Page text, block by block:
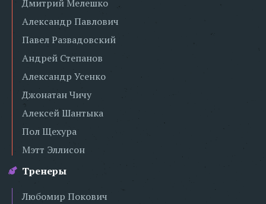
Дмитрий Мелешко
Александр Павлович
Павел Развадовский
Андрей Степанов
Александр Усенко
Джонатан Чичу
Алексей Шантыка
Пол Щехура
Мэтт Эллисон
Тренеры
Любомир Покович